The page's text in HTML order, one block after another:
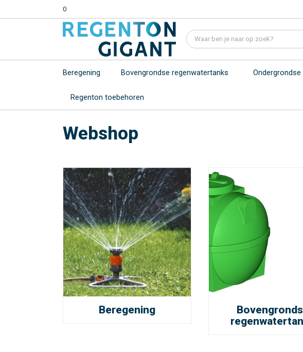
0
Beregening Bovengrondse regenwatertanks
Regenton toebehoren
Webshop
Beregening